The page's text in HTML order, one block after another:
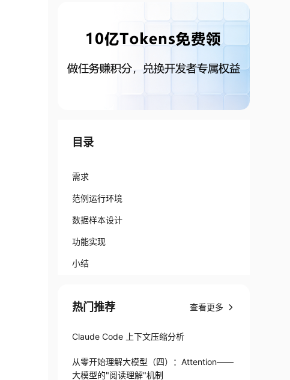
目录
需求
范例运行环境
数据样本设计
功能实现
小结
热门推荐 查看更多
Claude Code 上下文压缩分析
从零开始理解大模型（四）：Attention——
大模型的"阅读理解"机制